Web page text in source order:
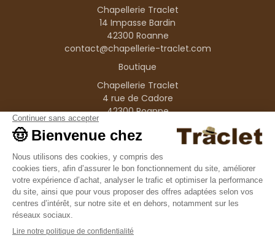
Chapellerie Traclet
14 Impasse Bardin
42300 Roanne
contact@chapellerie-traclet.com
Boutique
Chapellerie Traclet
4 rue de Cadore
42300 Roanne
Produits
Nos marques